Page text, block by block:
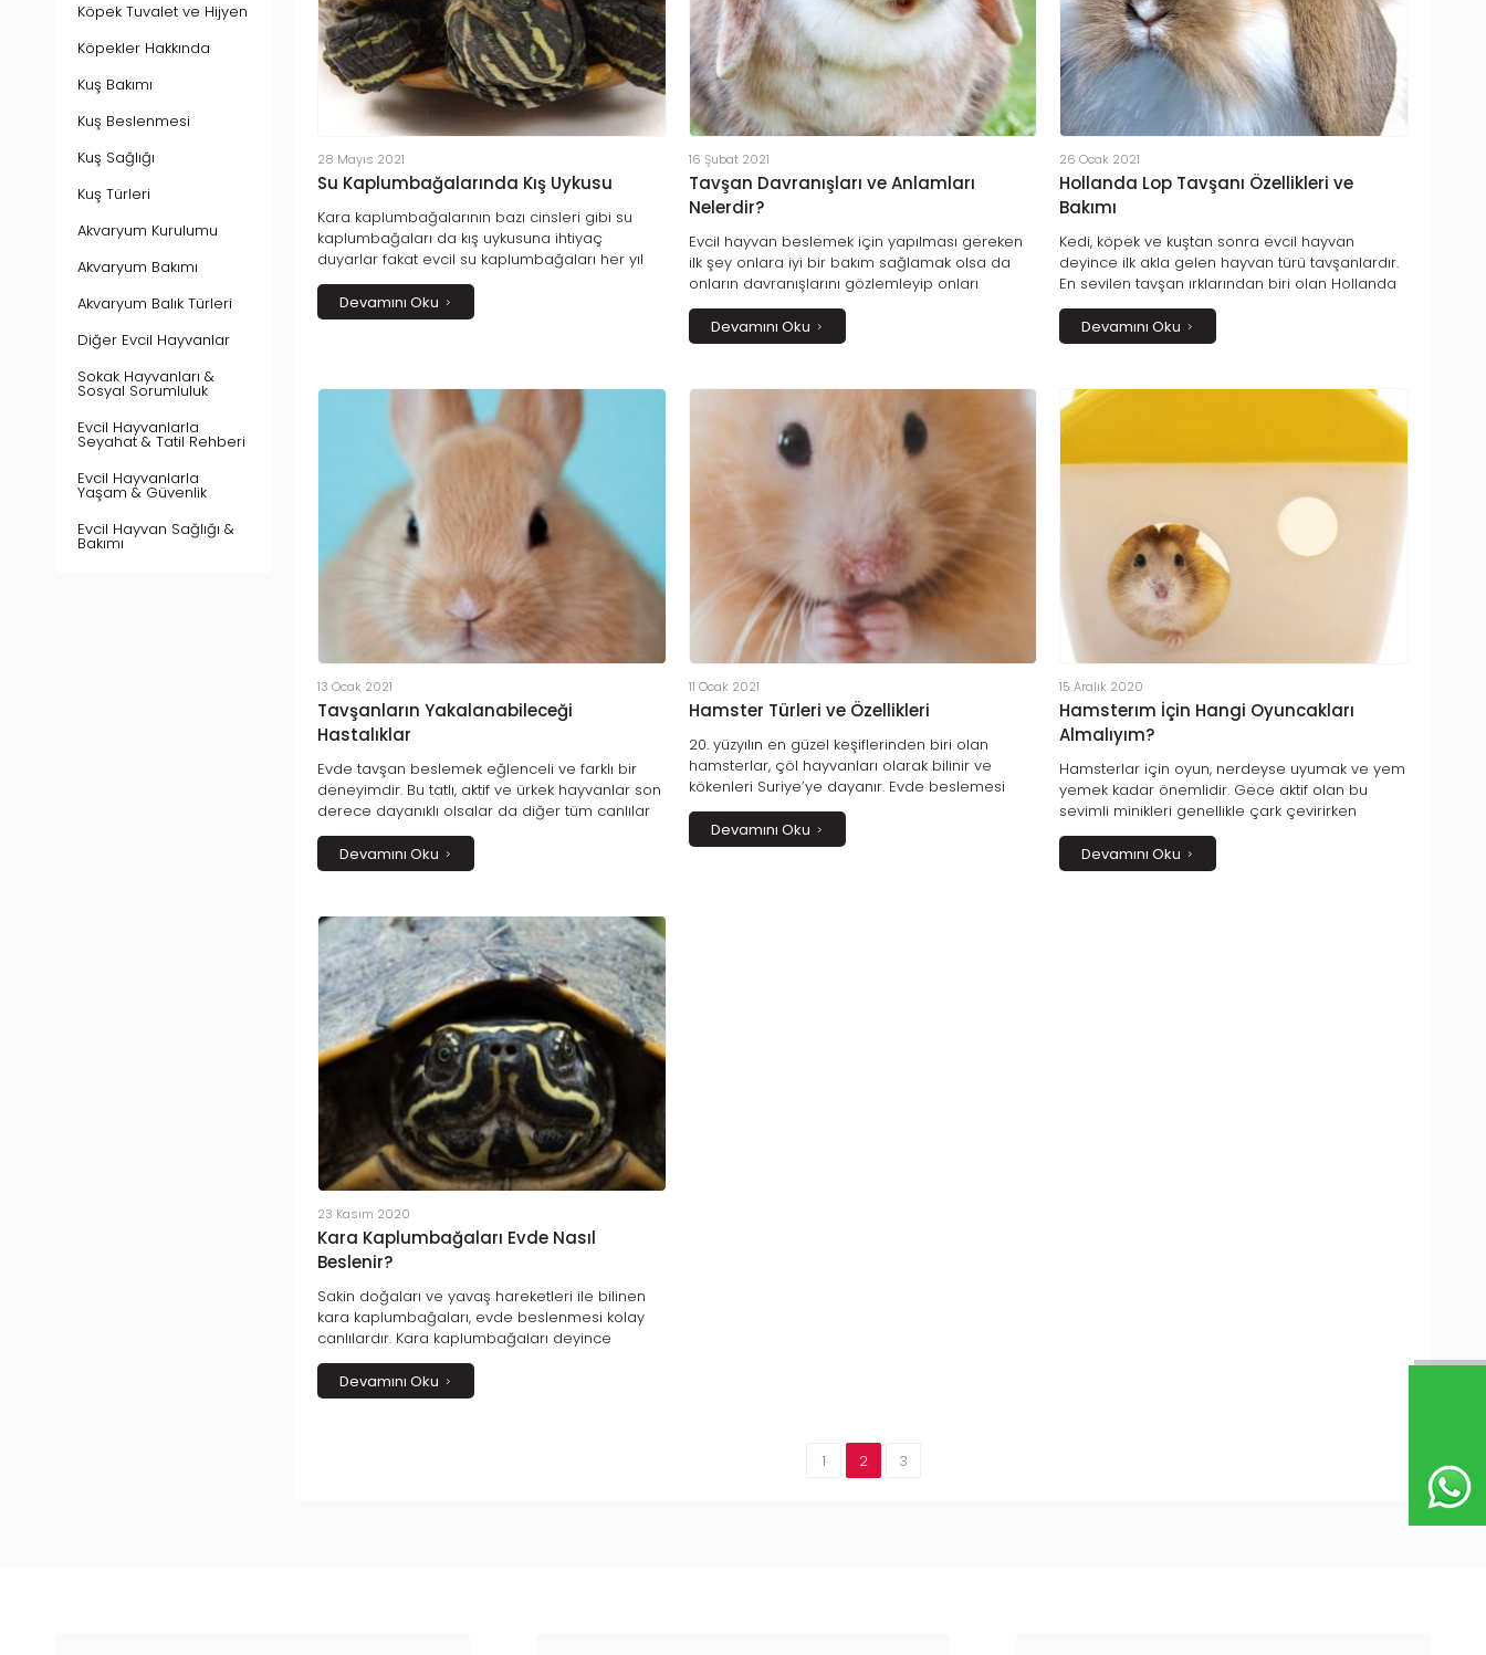
Köpek Tuvalet ve Hijyen
Köpekler Hakkında
Kuş Bakımı
Kuş Beslenmesi
Kuş Sağlığı
Kuş Türleri
Akvaryum Kurulumu
Akvaryum Bakımı
Akvaryum Balık Türleri
Diğer Evcil Hayvanlar
Sokak Hayvanları &
Sosyal Sorumluluk
Evcil Hayvanlarla
Seyahat & Tatil Rehberi
Evcil Hayvanlarla
Yaşam & Güvenlik
Evcil Hayvan Sağlığı &
Bakımı
28 Mayıs 2021
Su Kaplumbağalarında Kış Uykusu
Kara kaplumbağalarının bazı cinsleri gibi su
kaplumbağaları da kış uykusuna ihtiyaç
duyarlar fakat evcil su kaplumbağaları her yıl
düzenli olarak kış uykusuna yatmazlar.
Tamamen içgüdüsel olan kış uykusuna yatma
davranışının ne zaman gerçekleşeceğini
Devamını Oku
16 Şubat 2021
Tavşan Davranışları ve Anlamları
Nelerdir?
Evcil hayvan beslemek için yapılması gereken
ilk şey onlara iyi bir bakım sağlamak olsa da
onların davranışlarını gözlemleyip onları
anlamak da çok önemlidir. Tavşanlar diğer
evcil dostlarımızdan farklı olarak hareketlerinin
okunması daha zor varlıklardır. Tavşanınızla
anlatmak istediğini ve vücut dilini bilmeniz
Devamını Oku
26 Ocak 2021
Hollanda Lop Tavşanı Özellikleri ve
Bakımı
Kedi, köpek ve kuştan sonra evcil hayvan
deyince ilk akla gelen hayvan türü tavşanlardır.
En sevilen tavşan ırklarından biri olan Hollanda
Lop tavşanının adından da anlaşılacağı üzere
anavatanı Hollanda’dır ve diğer tavşan
türlerinden ayrılan birçok şaşırtıcı karakteristik
Devamını Oku
13 Ocak 2021
Tavşanların Yakalanabileceği
Hastalıklar
Evde tavşan beslemek eğlenceli ve farklı bir
deneyimdir. Bu tatlı, aktif ve ürkek hayvanlar son
derece dayanıklı olsalar da diğer tüm canlılar
gibi hastalıklara yakalanabilirler.
Devamını Oku
11 Ocak 2021
Hamster Türleri ve Özellikleri
20. yüzyılın en güzel keşiflerinden biri olan
hamsterlar, çöl hayvanları olarak bilinir ve
kökenleri Suriye’ye dayanır. Evde beslemesi
kolay olan bu kemirgenler, sakin doğaları ve
çekingenliklerinin yanında oldukça sevimli
hayvanlardır.
Devamını Oku
15 Aralık 2020
Hamsterım İçin Hangi Oyuncakları
Almalıyım?
Hamsterlar için oyun, nerdeyse uyumak ve yem
yemek kadar önemlidir. Gece aktif olan bu
sevimli minikleri genellikle çark çevirirken
görürsünüz. İnsanlarla iletişimi zayıf olduğu için
bol bol oyuncaklara sarılan hamsterları oyun
oynarken seyretmek çok keyiflidir.
Devamını Oku
23 Kasım 2020
Kara Kaplumbağaları Evde Nasıl
Beslenir?
Sakin doğaları ve yavaş hareketleri ile bilinen
kara kaplumbağaları, evde beslenmesi kolay
canlılardır. Kara kaplumbağaları deyince
ülkemizde de sıklıkla görülen Testudo
Graeca’lar anlaşılır.
Devamını Oku
1 2 3